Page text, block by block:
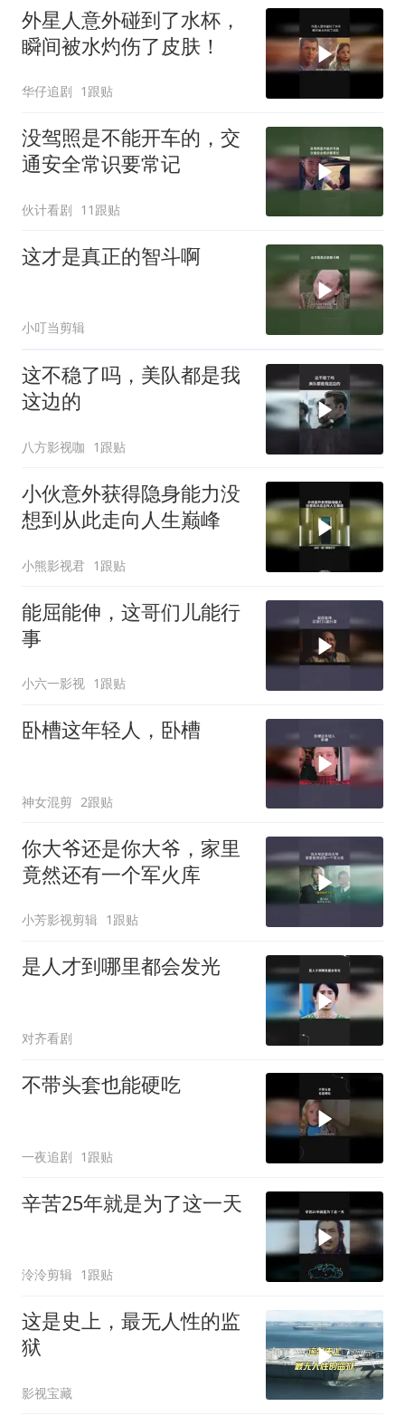
外星人意外碰到了水杯，
瞬间被水灼伤了皮肤！
华仔追剧 1跟贴
没驾照是不能开车的，交
通安全常识要常记
伙计看剧 11跟贴
这才是真正的智斗啊
小叮当剪辑
这不稳了吗，美队都是我
这边的
八方影视咖 1跟贴
小伙意外获得隐身能力没
想到从此走向人生巅峰
小熊影视君 1跟贴
能屈能伸，这哥们儿能行
事
小六一影视 1跟贴
卧槽这年轻人，卧槽
神女混剪 2跟贴
你大爷还是你大爷，家里
竟然还有一个军火库
小芳影视剪辑 1跟贴
是人才到哪里都会发光
对齐看剧
不带头套也能硬吃
一夜追剧 1跟贴
辛苦25年就是为了这一天
泠泠剪辑 1跟贴
这是史上，最无人性的监
狱
影视宝藏